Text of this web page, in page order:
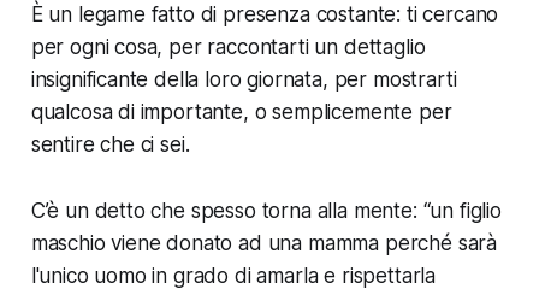
È un legame fatto di presenza costante: ti cercano
per ogni cosa, per raccontarti un dettaglio
insignificante della loro giornata, per mostrarti
qualcosa di importante, o semplicemente per
sentire che ci sei.
C’è un detto che spesso torna alla mente: “un figlio
maschio viene donato ad una mamma perché sarà
l'unico uomo in grado di amarla e rispettarla